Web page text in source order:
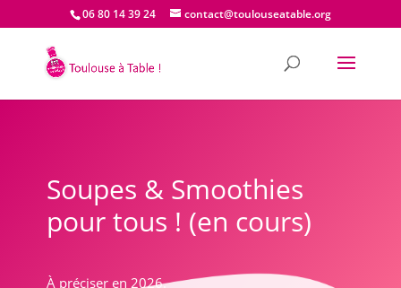
06 80 14 39 24 contact@toulouseatable.org
Soupes & Smoothies
pour tous ! (en cours)
À préciser en 2026.